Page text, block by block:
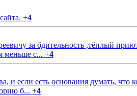
+4
за бдительность ,тёплый
меньше с... +4
если есть основания думать, что
б... +4